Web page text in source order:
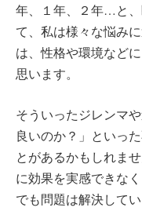
年、１年、２年…と
て、私は様々な悩み
は、性格や環境など
思います。
そういったジレンマ
良いのか？」といっ
とがあるかもしれま
に効果を実感できな
でも問題は解決してい